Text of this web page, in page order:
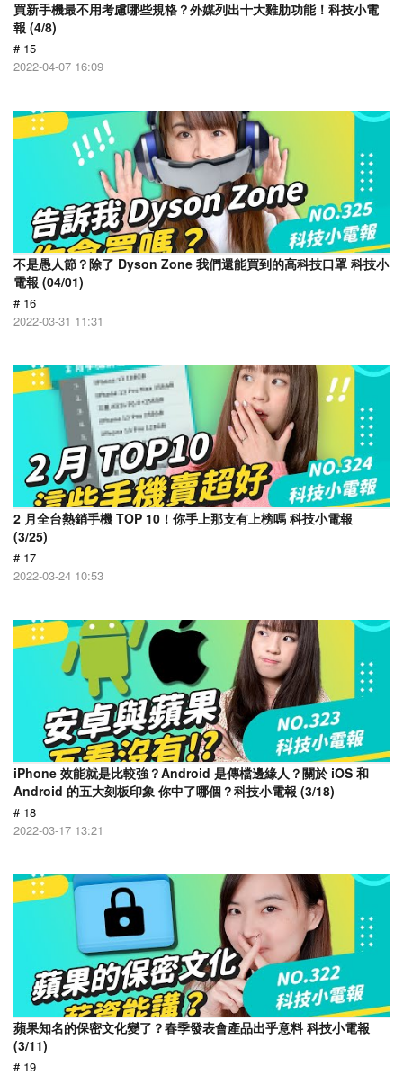
買新手機最不用考慮哪些規格？外媒列出十大雞肋功能！科技小電
報 (4/8)
# 15
2022-04-07 16:09
不是愚人節？除了 Dyson Zone 我們還能買到的高科技口罩 科技小
電報 (04/01)
# 16
2022-03-31 11:31
2 月全台熱銷手機 TOP 10！你手上那支有上榜嗎 科技小電報
(3/25)
# 17
2022-03-24 10:53
iPhone 效能就是比較強？Android 是傳檔邊緣人？關於 iOS 和
Android 的五大刻板印象 你中了哪個？科技小電報 (3/18)
# 18
2022-03-17 13:21
蘋果知名的保密文化變了？春季發表會產品出乎意料 科技小電報
(3/11)
# 19